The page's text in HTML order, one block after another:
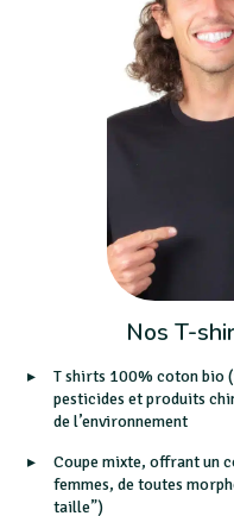
Nos T-
T shirts 100% coton bio
pesticides et produits
de l’environnement
Coupe mixte, offrant un
femmes, de toutes
taille”)